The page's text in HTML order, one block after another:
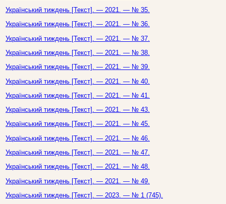
Український тиждень [Текст]. — 2021. — № 35.
Український тиждень [Текст]. — 2021. — № 36.
Український тиждень [Текст]. — 2021. — № 37.
Український тиждень [Текст]. — 2021. — № 38.
Український тиждень [Текст]. — 2021. — № 39.
Український тиждень [Текст]. — 2021. — № 40.
Український тиждень [Текст]. — 2021. — № 41.
Український тиждень [Текст]. — 2021. — № 43.
Український тиждень [Текст]. — 2021. — № 45.
Український тиждень [Текст]. — 2021. — № 46.
Український тиждень [Текст]. — 2021. — № 47.
Український тиждень [Текст]. — 2021. — № 48.
Український тиждень [Текст]. — 2021. — № 49.
Український тиждень [Текст]. — 2023. — № 1 (745).